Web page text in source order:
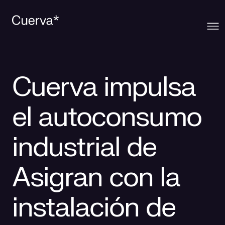
La mirada Cuerva
Trabaja en Cuerva
Qué ofrecemos
Distribución
Smart Services
Smart Solutions
Innovación
Comunidad
Blog
Recursos
Contacto
Cuerva impulsa
el autoconsumo
industrial de
Asigran con la
instalación de